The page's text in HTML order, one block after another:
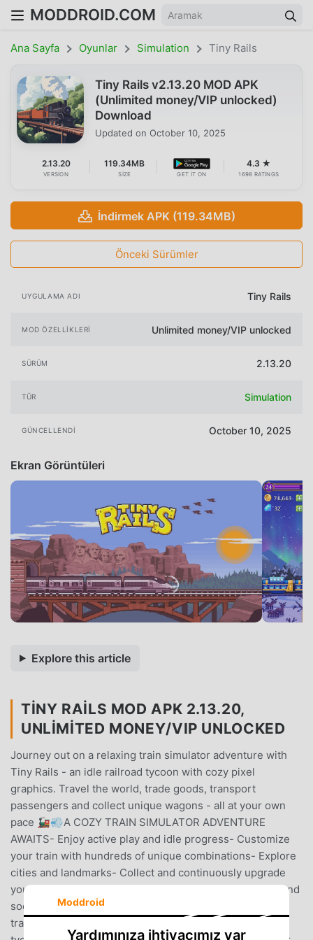
MODDROID.COM
Ana Sayfa Oyunlar Simulation Tiny Rails
Tiny Rails v2.13.20 MOD APK
(Unlimited money/VIP unlocked)
Download
Updated on October 10, 2025
2.13.20
VERSION
119.34MB
SIZE GET IT ON
4.3 ★
1698 RATINGS
İndirmek APK (119.34MB)
Önceki Sürümler
UYGULAMA ADI Tiny Rails
MOD ÖZELLIKLERI Unlimited money/VIP unlocked
SÜRÜM 2.13.20
TÜR Simulation
GÜNCELLENDI October 10, 2025
Ekran Görüntüleri
Explore this article
TINY RAILS MOD APK 2.13.20,
UNLIMITED MONEY/VIP UNLOCKED
Journey out on a relaxing train simulator adventure with
Tiny Rails - an idle railroad tycoon with cozy pixel
graphics. Travel the world, trade goods, transport
passengers and collect unique wagons - all at your own
pace 🚂💨A COZY TRAIN SIMULATOR ADVENTURE
AWAITS- Enjoy active play and idle progress- Customize
your train with hundreds of unique combinations- Explore
cities and landmarks- Collect and continuously upgrade
your trains and wagons- Delight in cozy pixel graphics and
soothing music- Trade goods at the many markets- Buy
train stations worldwide and become a railroad
Moddroid
Yardımınıza ihtiyacımız var